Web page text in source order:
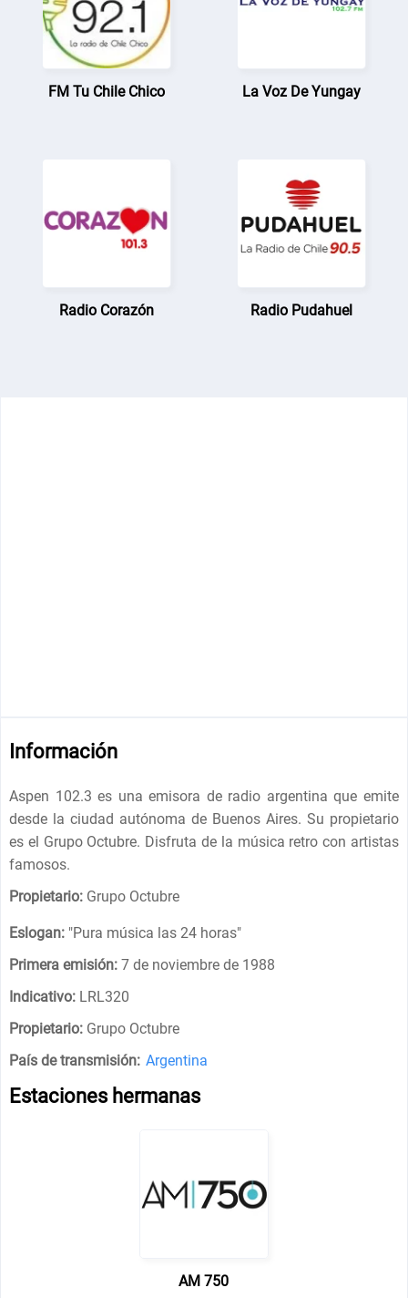
FM Tu Chile Chico La Voz De Yungay
Radio Corazón Radio Pudahuel
Información
Aspen 102.3 es una emisora de radio argentina que emite
desde la ciudad autónoma de Buenos Aires. Su propietario
es el Grupo Octubre. Disfruta de la música retro con artistas
famosos.
Propietario: Grupo Octubre
Eslogan: "Pura música las 24 horas"
Primera emisión: 7 de noviembre de 1988
Indicativo: LRL320
Propietario: Grupo Octubre
País de transmisión: Argentina
Estaciones hermanas
AM 750